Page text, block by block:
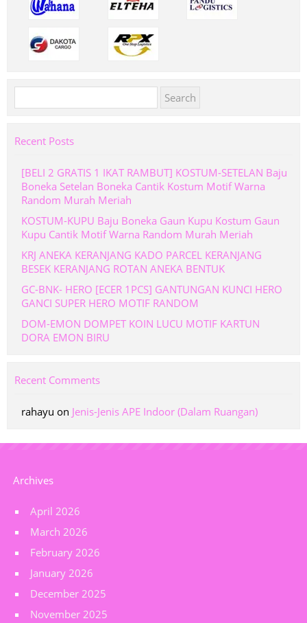
for:
Recent Posts
[BELI 2 GRATIS 1 IKAT RAMBUT] KOSTUM-SETELAN Baju
Boneka Setelan Boneka Cantik Kostum Motif Warna
Random Murah Meriah
KOSTUM-KUPU Baju Boneka Gaun Kupu Kostum Gaun
Kupu Cantik Motif Warna Random Murah Meriah
KRJ ANEKA KERANJANG KADO PARCEL KERANJANG
BESEK KERANJANG ROTAN ANEKA BENTUK
GC-BNK- HERO [ECER 1PCS] GANTUNGAN KUNCI HERO
GANCI SUPER HERO MOTIF RANDOM
DOM-EMON DOMPET KOIN LUCU MOTIF KARTUN
DORA EMON BIRU
Recent Comments
rahayu on Jenis-Jenis APE Indoor (Dalam Ruangan)
Archives
April 2026
March 2026
February 2026
January 2026
December 2025
November 2025